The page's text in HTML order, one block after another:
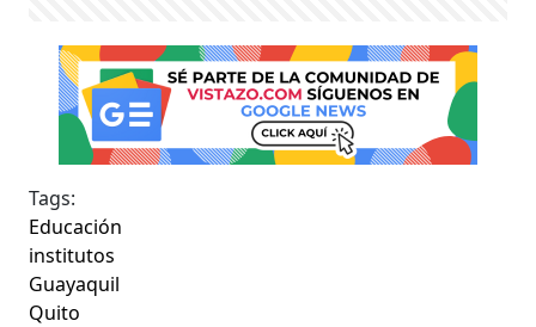
Tags:
Educación
institutos
Guayaquil
Quito